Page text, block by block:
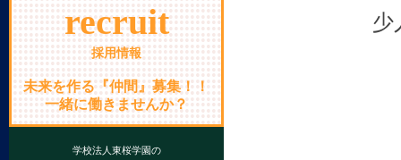
recruit
採用情報
未来を作る『仲間』募集！！
一緒に働きませんか？
学校法人東桜学園の